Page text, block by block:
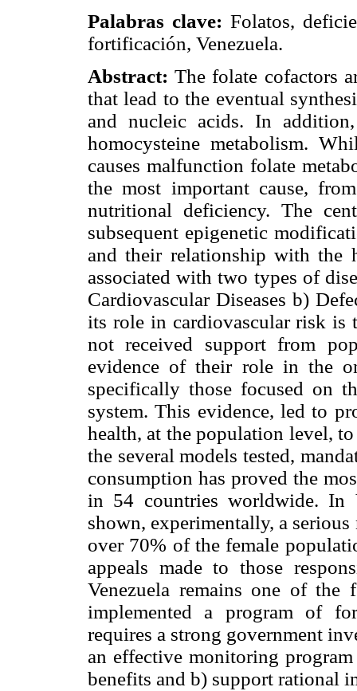
Palabras clave: Folatos,
fortificación, Venezuela.
Abstract: The folate cofactors
that lead to the eventual
and nucleic acids. In
homocysteine metabolism.
causes malfunction folate
the most important cause,
nutritional deficiency. The
subsequent epigenetic
and their relationship with the
associated with two types of
Cardiovascular Diseases b)
its role in cardiovascular risk is
not received support from
evidence of their role in the
specifically those focused on
system. This evidence, led to
health, at the population level,
the several models tested,
consumption has proved the
in 54 countries worldwide. In
shown, experimentally, a
over 70% of the female
appeals made to those
Venezuela remains one of
implemented a program of
requires a strong government
an effective monitoring
benefits and b) support rational